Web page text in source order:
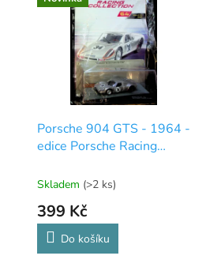
Porsche 904 GTS - 1964 -
edice Porsche Racing
Skladem (>2 ks)
399 Kč
Do košíku